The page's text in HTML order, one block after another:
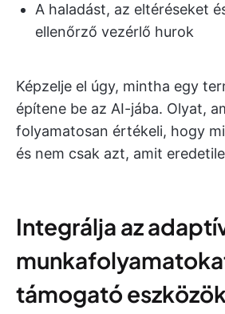
A haladást, az eltéréseket
ellenőrző vezérlő hurok
Képzelje el úgy, mintha egy
építene be az AI-jába. Olyat,
folyamatosan értékeli, hogy
és nem csak azt, amit
Integrálja az
támogató